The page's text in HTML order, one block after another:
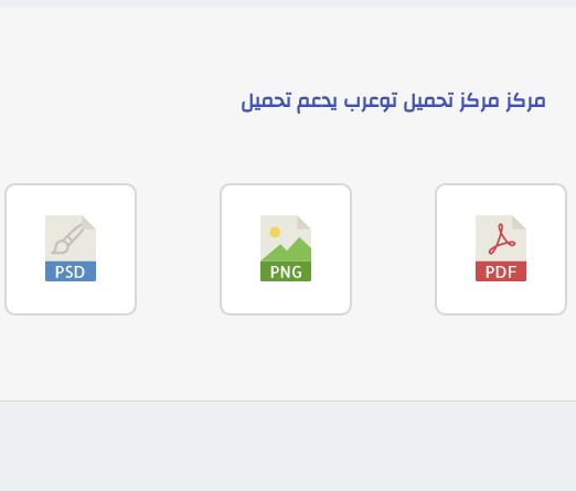
مركزمركز تحميل توعرب يدعمتحميل